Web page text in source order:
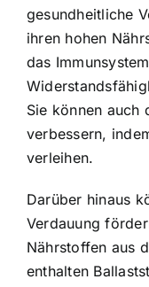
gesundheitliche
ihren hohen
das
Sie können auch
verbessern,
verleihen.
Darüber hinaus
Verdauung
Nährstoffen aus
enthalten